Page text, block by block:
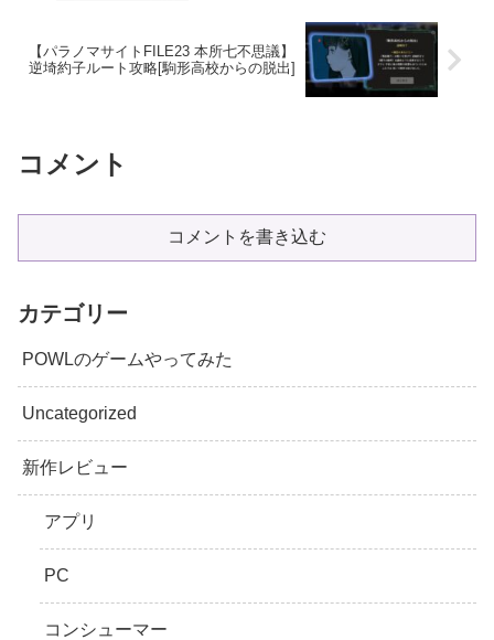
【パラノマサイトFILE23 本所七不思議】
逆埼約子ルート攻略[駒形高校からの脱出]
コメント
コメントを書き込む
カテゴリー
POWLのゲームやってみた
Uncategorized
新作レビュー
アプリ
PC
コンシューマー